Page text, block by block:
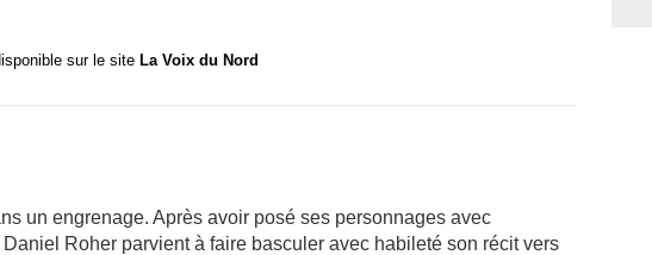
sur le site La Voix du Nord
un engrenage. Après avoir posé ses personnages avec
Roher parvient à faire basculer avec habileté son récit vers